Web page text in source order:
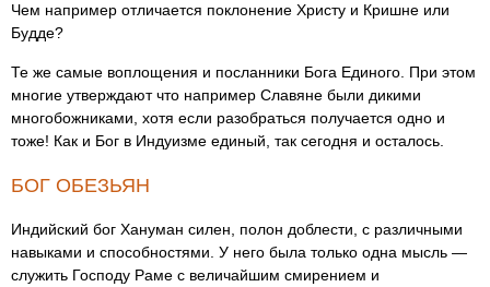
Чем например отличается поклонение Христу и Кришне или
Будде?
Те же самые воплощения и посланники Бога Единого. При этом
многие утверждают что например Славяне были дикими
многобожниками, хотя если разобраться получается одно и
тоже! Как и Бог в Индуизме единый, так сегодня и осталось.
БОГ ОБЕЗЬЯН
Индийский бог Хануман силен, полон доблести, с различными
навыками и способностями. У него была только одна мысль —
служить Господу Раме с величайшим смирением и